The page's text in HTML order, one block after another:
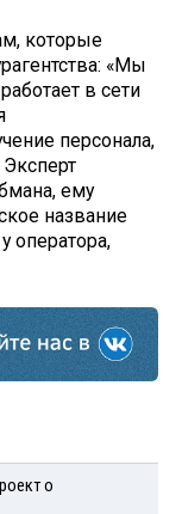
которые
«Мы
в сети
персонала,
ему
название
оператора,
о